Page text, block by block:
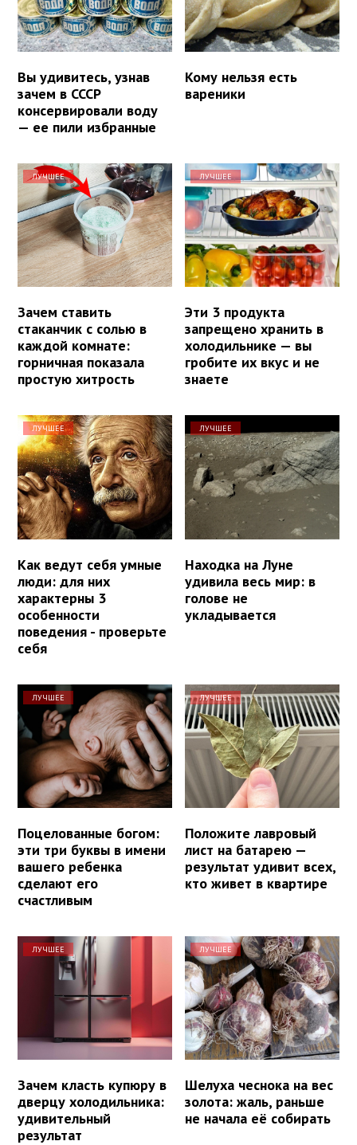
Вы удивитесь, узнав
зачем в СССР
консервировали воду
— ее пили избранные
Кому нельзя есть
вареники
ЛУЧШЕЕ
Зачем ставить
стаканчик с солью в
каждой комнате:
горничная показала
простую хитрость
ЛУЧШЕЕ
Эти 3 продукта
запрещено хранить в
холодильнике — вы
гробите их вкус и не
знаете
ЛУЧШЕЕ
Как ведут себя умные
люди: для них
характерны 3
особенности
поведения - проверьте
себя
ЛУЧШЕЕ
Находка на Луне
удивила весь мир: в
голове не
укладывается
ЛУЧШЕЕ
Поцелованные богом:
эти три буквы в имени
вашего ребенка
сделают его
счастливым
ЛУЧШЕЕ
Положите лавровый
лист на батарею —
результат удивит всех,
кто живет в квартире
ЛУЧШЕЕ
Зачем класть купюру в
дверцу холодильника:
удивительный
результат
ЛУЧШЕЕ
Шелуха чеснока на вес
золота: жаль, раньше
не начала её собирать